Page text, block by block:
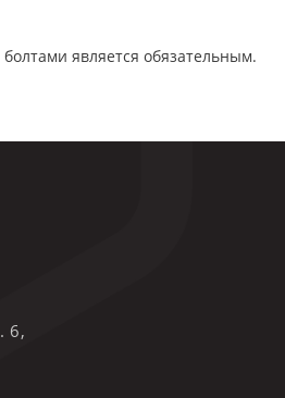
является обязательным.
6,